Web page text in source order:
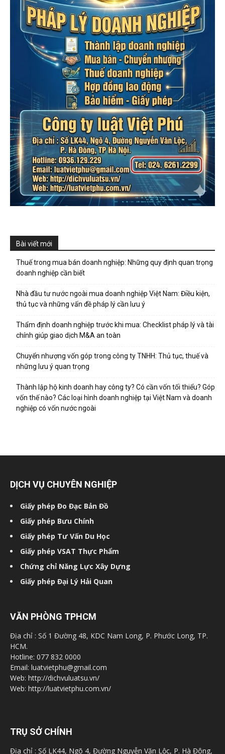
Bài viết mới
Thuế trong mua bán doanh nghiệp: Những quy định quan trọng
doanh nghiệp cần biết
Nhà đầu tư nước ngoài mua doanh nghiệp Việt Nam: Điều kiện,
thủ tục và những vấn đề pháp lý cần lưu ý
Thẩm định doanh nghiệp trước khi mua: Checklist pháp lý và tài
chính giúp giao dịch M&A an toàn
Chuyển nhượng vốn góp trong công ty TNHH: Thủ tục, thuế và
những lưu ý quan trọng
Thành lập hộ kinh doanh hay công ty? Có cần vốn tối thiểu? Góp
vốn thế nào? Các loại hình doanh nghiệp tại Việt Nam và doanh
nghiệp có vốn nước ngoài
DỊCH VỤ CHUYÊN NGHIỆP
Giấy phép Đo Đạc Bản Đồ
Giấy phép Bưu Chính
Giấy phép Tư Vấn Du Học
Giấy phép VSAT Thực Phẩm
Chứng chỉ Năng Lực Xây Dựng
Giấy phép Đại Lý Hải Quan
VĂN PHÒNG TPHCM
Địa chỉ : Số 1 Đường 48, KDC Nam Long, P. Phước Long, TP.
HCM.
Hotline: 077 832 0000
Email: luatvietphu@gmail.com
Web: http://dichvuluatsu.vn/
Web: http://luatvietphu.com.vn/
TRỤ SỞ CHÍNH
Địa chỉ : Số LK44, Ngõ 4, Đường Nguyễn Văn Lộc, P. Hà Đông,